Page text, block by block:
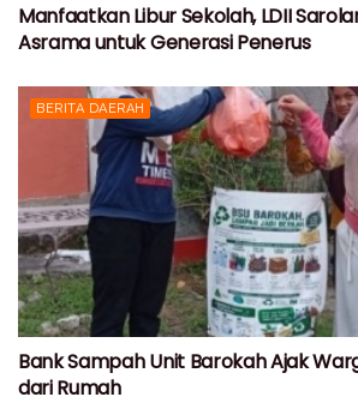
Manfaatkan Libur Sekolah, LDII
Asrama untuk Generasi Penerus
BERITA DAERAH
Bank Sampah Unit Barokah Ajak
dari Rumah